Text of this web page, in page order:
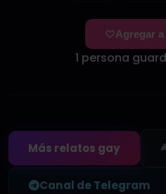
Agregar
1 persona
Más relatos gay
Canal de Telegram